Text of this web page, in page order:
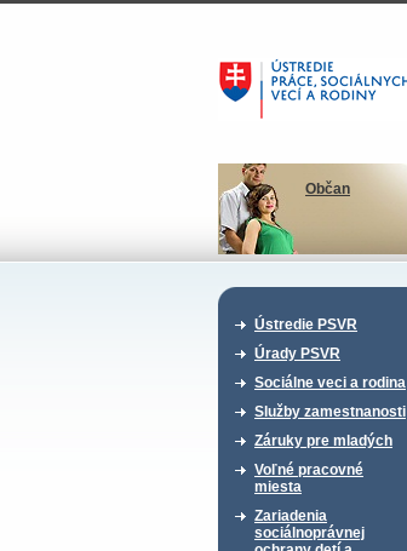
Občan
Ústredie PSVR
Úrady PSVR
Sociálne veci a rodina
Služby zamestnanosti
Záruky pre mladých
Voľné pracovné
miesta
Zariadenia
sociálnoprávnej